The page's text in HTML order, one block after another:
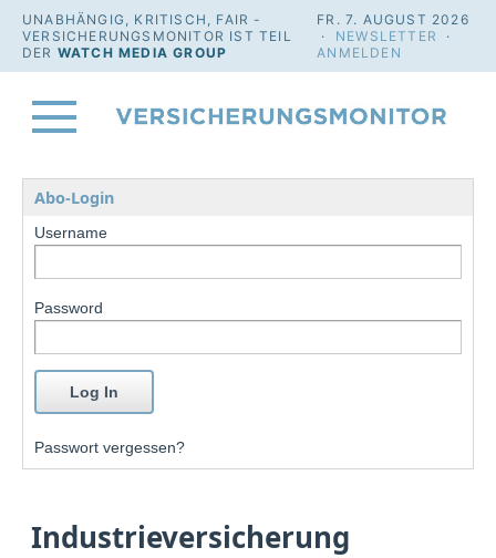
UNABHÄNGIG, KRITISCH, FAIR -
VERSICHERUNGSMONITOR IST TEIL
DER WATCH MEDIA GROUP
FR. 7. AUGUST 2026
· NEWSLETTER
·
ANMELDEN
Abo-Login
Username
Password
Passwort vergessen?
Industrieversicherung